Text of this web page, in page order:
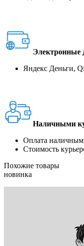
Электронные
Яндекс Деньги,
Наличными
Оплата
Стоимость
Похожие товары
новинка